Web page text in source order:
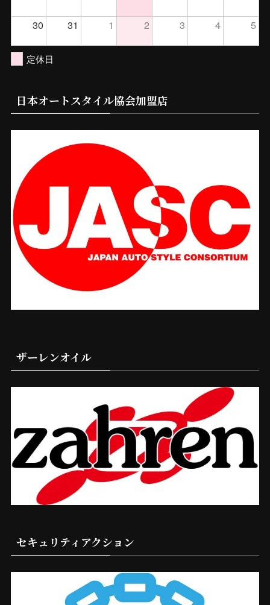
30
31 1 2 3 4 5
定休日
日本オートスタイル協会加盟店
ザーレンオイル
セキュリティアクション